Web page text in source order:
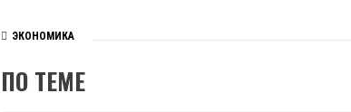
ЭКОНОМИКА
ПО ТЕМЕ